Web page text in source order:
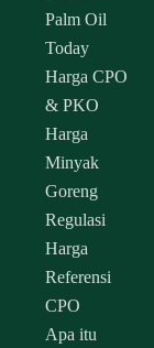
Palm Oil
Today
Harga CPO
& PKO
Harga
Minyak
Goreng
Regulasi
Harga
Referensi
CPO
Apa itu